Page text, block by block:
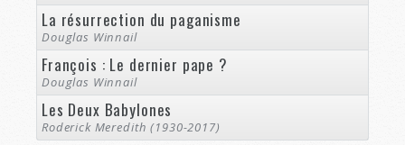
La résurrection du paganisme
Douglas Winnail
François : Le dernier pape ?
Douglas Winnail
Les Deux Babylones
Roderick Meredith (1930-2017)